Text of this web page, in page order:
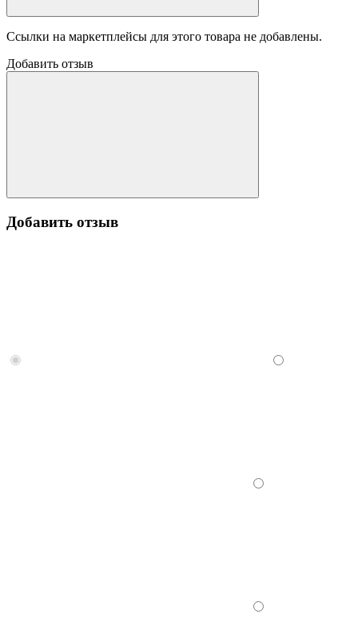
Ссылки на маркетплейсы для этого товара не добавлены.
Добавить отзыв
Добавить отзыв